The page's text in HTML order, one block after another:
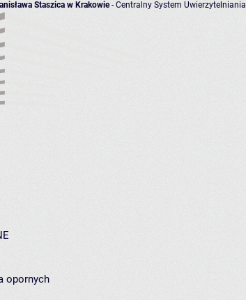
Staszica w Krakowie- Centralny System Uwierzytelniania
opornych